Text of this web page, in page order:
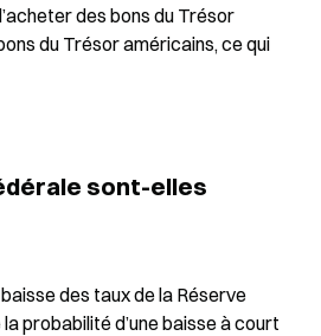
des bons du Trésor
du Trésor américains, ce qui
sont-elles
des taux de la Réserve
probabilité d’une baisse à court